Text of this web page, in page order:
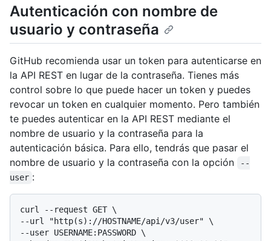
Autenticación con nombre de
usuario y contraseña
GitHub recomienda usar un token para autenticarse en
la API REST en lugar de la contraseña. Tienes más
control sobre lo que puede hacer un token y puedes
revocar un token en cualquier momento. Pero también
te puedes autenticar en la API REST mediante el
nombre de usuario y la contraseña para la
autenticación básica. Para ello, tendrás que pasar el
nombre de usuario y la contraseña con la opción
--
user :
curl --request GET \
--url "http(s)://HOSTNAME/api/v3/user" \
--user USERNAME:PASSWORD \